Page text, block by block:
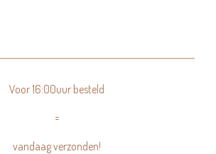
Voor 16:00uur besteld
=
vandaag verzonden!